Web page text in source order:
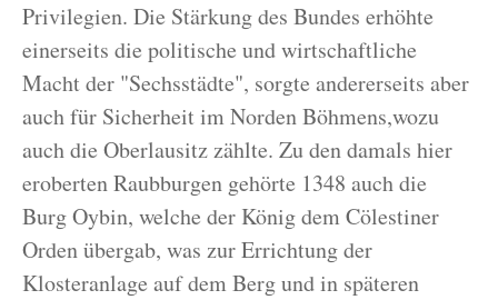
Privilegien. Die Stärkung des Bundes erhöhte
einerseits die politische und wirtschaftliche
Macht der "Sechsstädte", sorgte andererseits aber
auch für Sicherheit im Norden Böhmens,wozu
auch die Oberlausitz zählte. Zu den damals hier
eroberten Raubburgen gehörte 1348 auch die
Burg Oybin, welche der König dem Cölestiner
Orden übergab, was zur Errichtung der
Klosteranlage auf dem Berg und in späteren